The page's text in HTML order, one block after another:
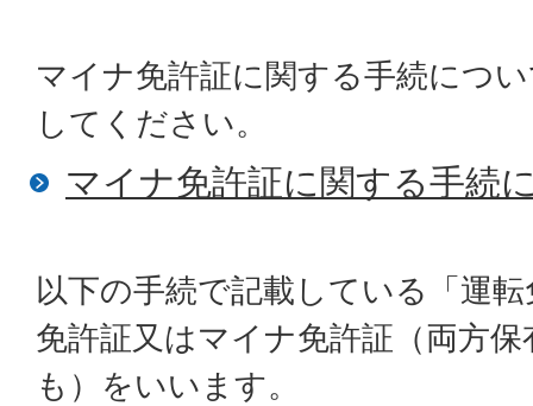
マイナ免許証に関する手続につ
してください。
マイナ免許証に関する手続
以下の手続で記載している「運
免許証又はマイナ免許証（両方
も）をいいます。